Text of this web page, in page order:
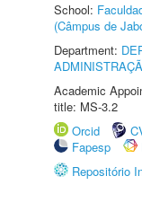
School:
(Câmpus de
Department:
Academic
title: MS-3.2
Orcid
Fapesp
Repositório